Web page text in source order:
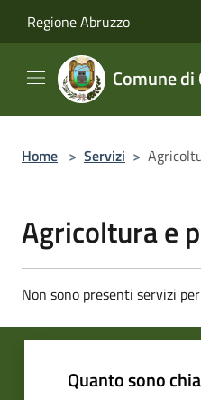
Regione Abruzzo
Comune di
Home > Servizi >
Agricoltura e
Non sono presenti servizi
Quanto sono